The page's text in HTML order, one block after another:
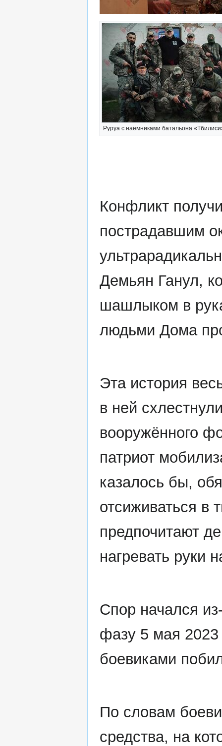
Руруа с наёмниками батальона
Конфликт
пострадавшим
Демьян Ганул,
шашлыком в
людьми Дома
Эта история
в ней
вооружённого
патриот
казалось бы,
отсиживаться в
предпочитают
нагревать руки
Спор начался
фазу 5 мая 2023
боевиками
По словам
средства, на